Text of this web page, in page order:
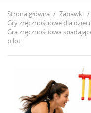
Strona główna Zabawki
Gry zręcznościowe dla dzieci
Gra zręcznościowa
pilot